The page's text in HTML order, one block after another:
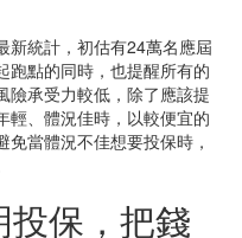
新統計，初估有24萬名應屆
跑點的同時，也提醒所有的
險承受力較低，除了應該提
輕、體況佳時，以較便宜的
當體況不佳想要投保時，
保，把錢